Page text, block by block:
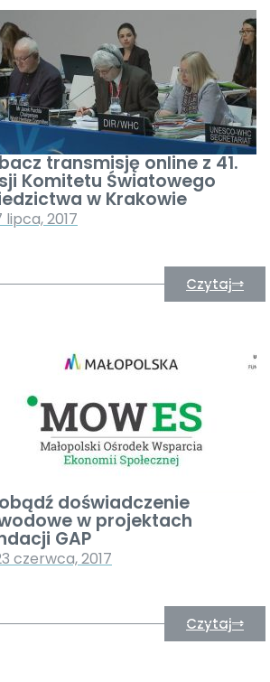
transmisję online z 41.
Komitetu Światowego
w Krakowie
lipca, 2017
Czytaj
doświadczenie
w projektach
GAP
czerwca, 2017
Czytaj